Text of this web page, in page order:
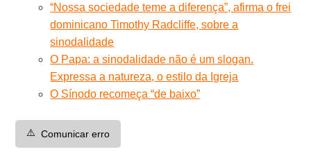
“Nossa sociedade teme a diferença”, afirma o frei
dominicano Timothy Radcliffe, sobre a
sinodalidade
O Papa: a sinodalidade não é um slogan.
Expressa a natureza, o estilo da Igreja
O Sínodo recomeça “de baixo”
⚠️ Comunicar erro